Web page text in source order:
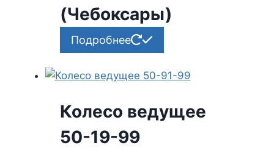
(Чебоксары)
Подробнее
Колесо ведущее
50-19-99